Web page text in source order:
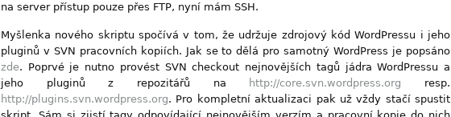
na server přístup pouze přes FTP, nyní mám SSH.
Myšlenka nového skriptu spočívá v tom, že udržuje zdrojový kód WordPressu i jeho
pluginů v SVN pracovních kopiích. Jak se to dělá pro samotný WordPress je popsáno
zde. Poprvé je nutno provést SVN checkout nejnovějších tagů jádra WordPressu a
jeho pluginů z repozitářů na
http://core.svn.wordpress.org resp.
http://plugins.svn.wordpress.org. Pro kompletní aktualizaci pak už vždy stačí spustit